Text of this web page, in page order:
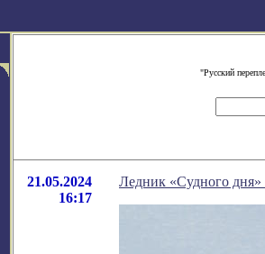
"Русский
21.05.2024
16:17
Ледник «Судного дня»